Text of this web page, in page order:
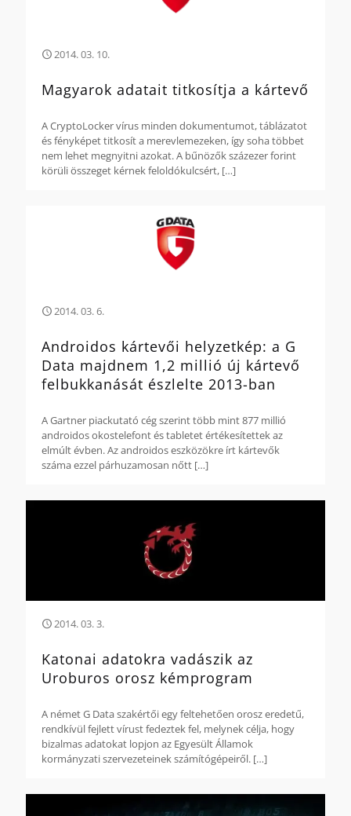
2014. 03. 10.
Magyarok adatait titkosítja a kártevő
A CryptoLocker vírus minden dokumentumot, táblázatot
és fényképet titkosít a merevlemezeken, így soha többet
nem lehet megnyitni azokat. A bűnözők százezer forint
körüli összeget kérnek feloldókulcsért, […]
2014. 03. 6.
Androidos kártevői helyzetkép: a G
Data majdnem 1,2 millió új kártevő
felbukkanását észlelte 2013-ban
A Gartner piackutató cég szerint több mint 877 millió
androidos okostelefont és tabletet értékesítettek az
elmúlt évben. Az androidos eszközökre írt kártevők
száma ezzel párhuzamosan nőtt […]
2014. 03. 3.
Katonai adatokra vadászik az
Uroburos orosz kémprogram
A német G Data szakértői egy feltehetően orosz eredetű,
rendkívül fejlett vírust fedeztek fel, melynek célja, hogy
bizalmas adatokat lopjon az Egyesült Államok
kormányzati szervezeteinek számítógépeiről. […]